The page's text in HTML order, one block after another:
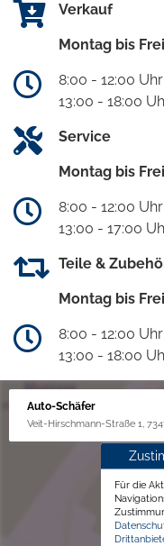
Verkauf
Montag bis
8:00 - 12:00 Uhr
13:00 - 18:00
Service
Montag bis
8:00 - 12:00 Uhr
13:00 - 17:00
Teile &
Montag bis
8:00 - 12:00 Uhr
13:00 - 18:00
Auto-Schäfer
Veit-Hirschmann-Straße 1,
Für die